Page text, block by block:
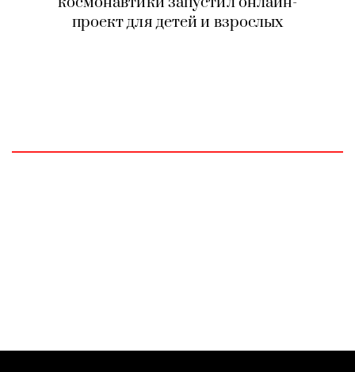
проект для детей и взрослых